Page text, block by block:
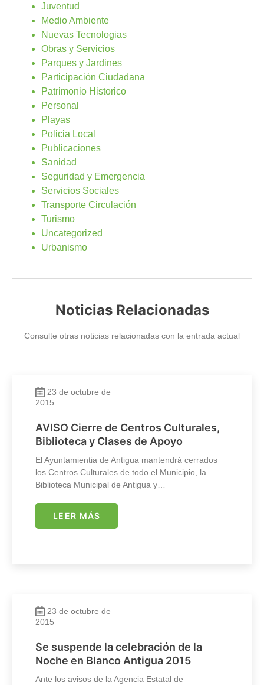
Juventud
Medio Ambiente
Nuevas Tecnologias
Obras y Servicios
Parques y Jardines
Participación Ciudadana
Patrimonio Historico
Personal
Playas
Policia Local
Publicaciones
Sanidad
Seguridad y Emergencia
Servicios Sociales
Transporte Circulación
Turismo
Uncategorized
Urbanismo
Noticias Relacionadas
Consulte otras noticias relacionadas con la entrada actual
23 de octubre de
2015
AVISO Cierre de Centros Culturales,
Biblioteca y Clases de Apoyo
El Ayuntamientia de Antigua mantendrá cerrados
los Centros Culturales de todo el Municipio, la
Biblioteca Municipal de Antigua y…
LEER MÁS
23 de octubre de
2015
Se suspende la celebración de la
Noche en Blanco Antigua 2015
Ante los avisos de la Agencia Estatal de